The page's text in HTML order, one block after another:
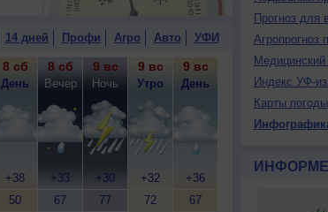
14 дней Профи Агро Авто УФИ
8 сб
День
+38
50
8 сб
Вечер
+33
67
9 вс
Ночь
+30
77
9 вс
Утро
+32
72
9 вс
День
+36
67
9 вс
Вечер
10 пн
Ночь
Прогноз для
Агропрогноз
Медицинский
Индекс УФ-
Карты погоды